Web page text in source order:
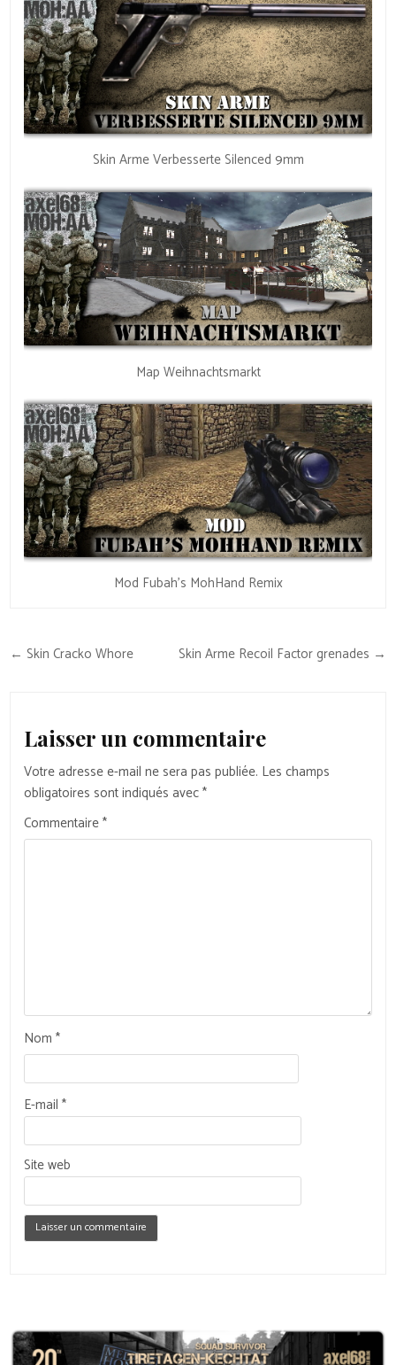
Skin Arme Verbesserte Silenced 9mm
Map Weihnachtsmarkt
Mod Fubah’s MohHand Remix
Navigation
← Skin Cracko Whore Skin Arme Recoil Factor grenades →
Laisser un commentaire
Votre adresse e-mail ne sera pas publiée. Les champs
obligatoires sont indiqués avec*
Commentaire*
Nom*
E-mail*
Site web